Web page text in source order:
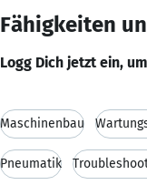
Fähigkeiten
Logg Dich jetzt ein,
Maschinenbau
Pneumatik